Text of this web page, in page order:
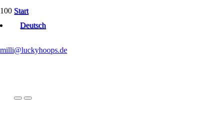
Deutsch
milli@luckyhoops.de
Start
Verbinder Polypro | für 16, 19 und 20 mm Hoop-Rohr